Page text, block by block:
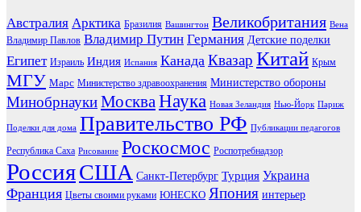
Австралия Арктика Бразилия Вашингтон Великобритания Вена
Владимир Павлов Владимир Путин Германия Детские поделки
Египет Израиль Индия Испания Канада Квазар Китай Крым
МГУ Марс Министерство здравоохранения Министерство обороны
МинобрнаукиМоскваНаука Новая Зеландия Нью-Йорк Париж
Поделки для дома Правительство РФ Публикации педагогов
Республика Саха Рисование Роскосмос Роспотребнадзор
РоссияСША Санкт-Петербург Турция Украина
Франция Цветы своими руками ЮНЕСКО Япония интерьер